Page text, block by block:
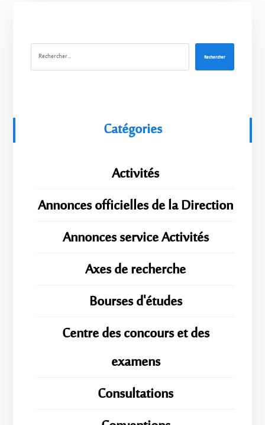
Rechercher
Catégories
Activités
Annonces officielles de la Direction
Annonces service Activités
Axes de recherche
Bourses d'études
Centre des concours et des
examens
Consultations